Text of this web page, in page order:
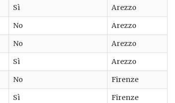
Sì
Arezzo
No
Arezzo
No
Arezzo
Sì
Arezzo
No
Firenze
Sì
Firenze